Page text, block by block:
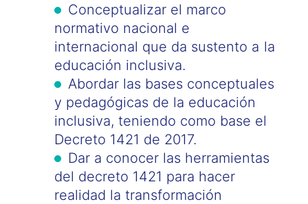
Conceptualizar el marco
normativo nacional e
internacional que da sustento a la
educación inclusiva.
Abordar las bases conceptuales
y pedagógicas de la educación
inclusiva, teniendo como base el
Decreto 1421 de 2017.
Dar a conocer las herramientas
del decreto 1421 para hacer
realidad la transformación